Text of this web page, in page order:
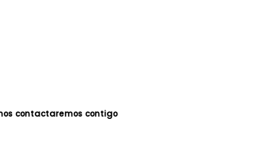
contactaremos contigo